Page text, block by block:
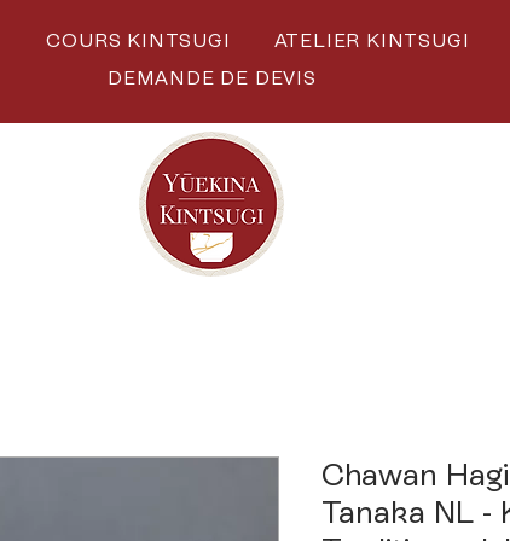
COURS KINTSUGI ATELIER KINTSUGI
DEMANDE DE DEVIS
Chawan
Tanaka NL -